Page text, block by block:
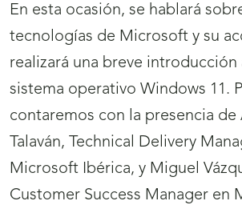
En esta ocasión, se hablará
tecnologías de Microsoft y su
realizará una breve introducción
sistema operativo Windows 11.
contaremos con la presencia de
Talaván, Technical Delivery
Microsoft Ibérica, y Miguel
Customer Success Manager en